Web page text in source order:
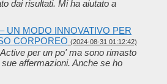
dai risultati. Mi ha aiutato a
UN MODO INNOVATIVO PER
CORPOREO (2024-08-31 01:12:42)
per un po' ma sono rimasto
affermazioni. Anche se ho